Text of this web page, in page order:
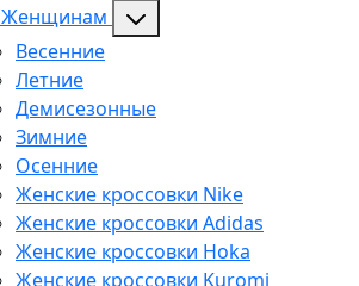
Женщинам
Весенние
Летние
Демисезонные
Зимние
Осенние
Женские кроссовки Nike
Женские кроссовки Adidas
Женские кроссовки Hoka
Женские кроссовки Kuromi